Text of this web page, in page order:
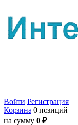
Войти Регистрация
Корзина 0 позиций
на сумму 0 ₽